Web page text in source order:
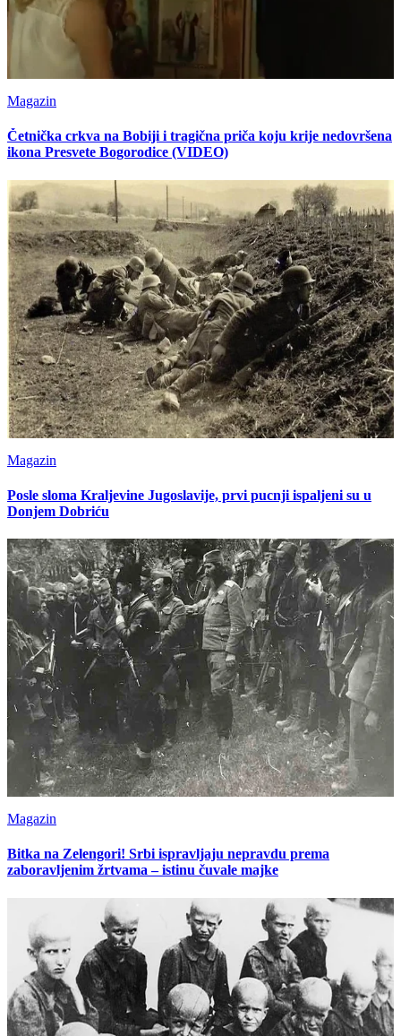
Magazin
Četnička crkva na Bobiji i tragična priča koju krije nedovršena
ikona Presvete Bogorodice (VIDEO)
Magazin
Posle sloma Kraljevine Jugoslavije, prvi pucnji ispaljeni su u
Donjem Dobriću
Magazin
Bitka na Zelengori! Srbi ispravljaju nepravdu prema
zaboravljenim žrtvama – istinu čuvale majke